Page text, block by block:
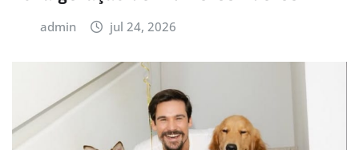
admin jul 24, 2026